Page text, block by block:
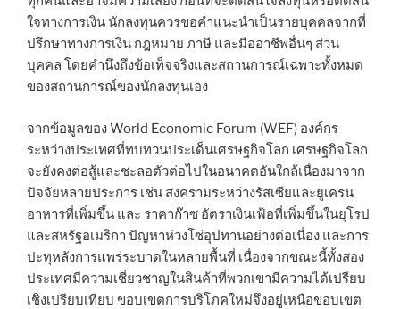
ใจทางการเงิน นักลงทุนควรขอคำแนะนำเป็นรายบุคคลจากที่
ปรึกษาทางการเงิน กฎหมาย ภาษี และมืออาชีพอื่นๆ ส่วน
บุคคล โดยคำนึงถึงข้อเท็จจริงและสถานการณ์เฉพาะทั้งหมด
ของสถานการณ์ของนักลงทุนเอง
จากข้อมูลของ World Economic Forum (WEF) องค์กร
ระหว่างประเทศที่ทบทวนประเด็นเศรษฐกิจโลก เศรษฐกิจโลก
จะยังคงต่อสู้และชะลอตัวต่อไปในอนาคตอันใกล้เนื่องมาจาก
ปัจจัยหลายประการ เช่น สงครามระหว่างรัสเซียและยูเครน
อาหารที่เพิ่มขึ้น และ ราคาก๊าซ อัตราเงินเฟ้อที่เพิ่มขึ้นในยุโรป
และสหรัฐอเมริกา ปัญหาห่วงโซ่อุปทานอย่างต่อเนื่อง และการ
ปะทุหลังการแพร่ระบาดในหลายพื้นที่ เนื่องจากขณะนี้ทั้งสอง
ประเทศมีความเชี่ยวชาญในสินค้าที่พวกเขามีความได้เปรียบ
เชิงเปรียบเทียบ ขอบเขตการบริโภคใหม่จึงอยู่เหนือขอบเขต